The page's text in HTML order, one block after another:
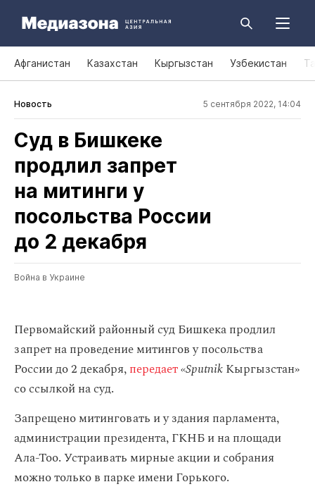
Афганистан Казахстан Кыргызстан Узбекистан
Новость 5 сентября 2022, 14:04
Суд в Бишкеке
продлил запрет
на митинги у
посольства России
до 2 декабря
Война в Украине
Первомайский районный суд Бишкека продлил
запрет на проведение митингов у посольства
России до 2 декабря,передает«SputnikКыргызстан»
со ссылкой на суд.
Запрещено митинговать и у здания парламента,
администрации президента, ГКНБ и на площади
Ала-Тоо. Устраивать мирные акции и собрания
можно только в парке имени Горького.